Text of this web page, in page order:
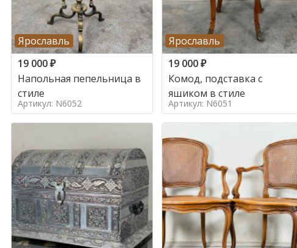
Ярославль
19 000₽
Напольная пепельница в
стиле
Артикул: N6052
Ярославль
19 000₽
Комод, подставка с
ящиком в стиле
Артикул: N6051